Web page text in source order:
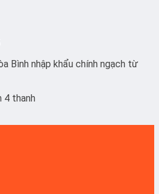
Bình nhập khẩu chính ngạch từ
4 thanh